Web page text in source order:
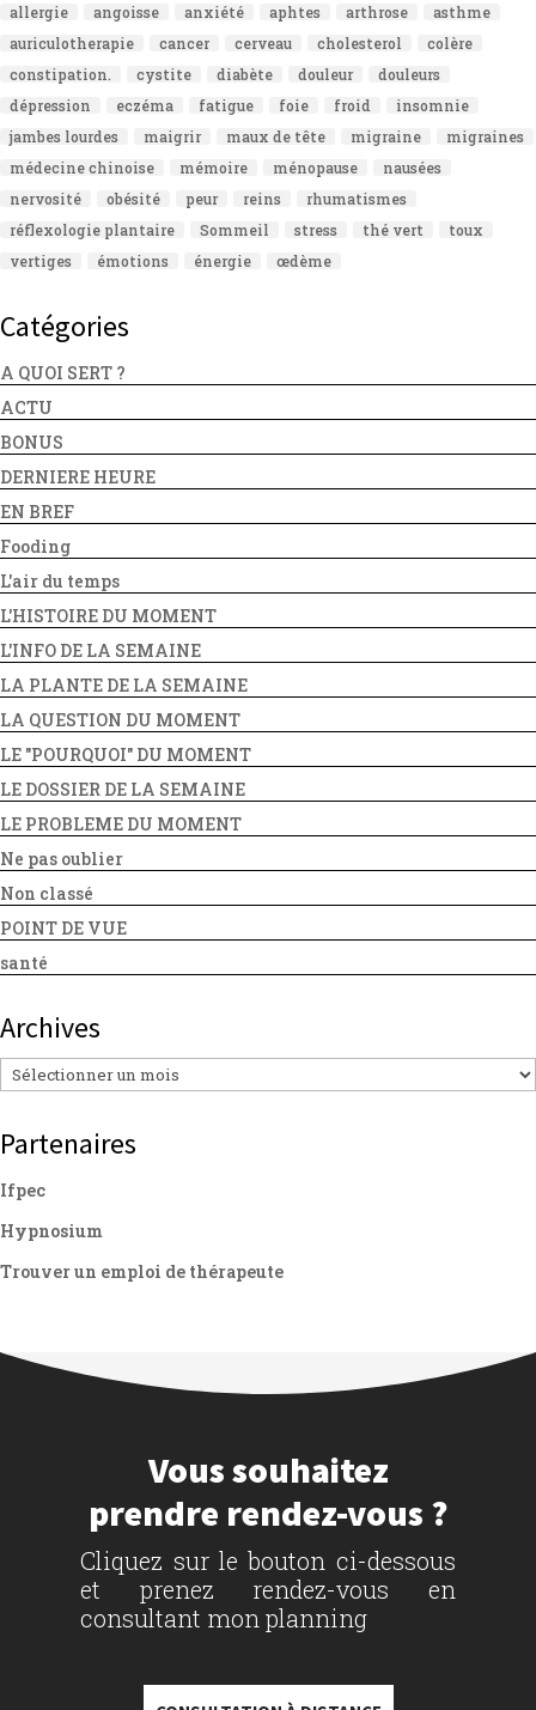
allergie angoisse anxiété aphtes arthrose
asthme
auriculotherapie
cancer cerveau cholesterol
colère
constipation.
cystite diabète douleur
douleurs
dépression
eczéma fatigue foie froid
insomnie
jambes lourdes
maigrir maux de tête migraine
migraines
médecine chinoise
mémoire ménopause
nausées
nervosité
obésité peur reins
rhumatismes
réflexologie plantaire
Sommeil stress thé vert
toux
vertiges
émotions énergie œdème
Catégories
A QUOI SERT ?
ACTU
BONUS
DERNIERE HEURE
EN BREF
Fooding
L'air du temps
L'HISTOIRE DU MOMENT
L'INFO DE LA SEMAINE
LA PLANTE DE LA SEMAINE
LA QUESTION DU MOMENT
LE "POURQUOI" DU MOMENT
LE DOSSIER DE LA SEMAINE
LE PROBLEME DU MOMENT
Ne pas oublier
Non classé
POINT DE VUE
santé
Archives
Archives
Partenaires
Ifpec
Hypnosium
Trouver un emploi de thérapeute
Vous souhaitez
prendre rendez-vous ?
Cliquez sur le bouton ci-dessous
et prenez rendez-vous en
consultant mon planning